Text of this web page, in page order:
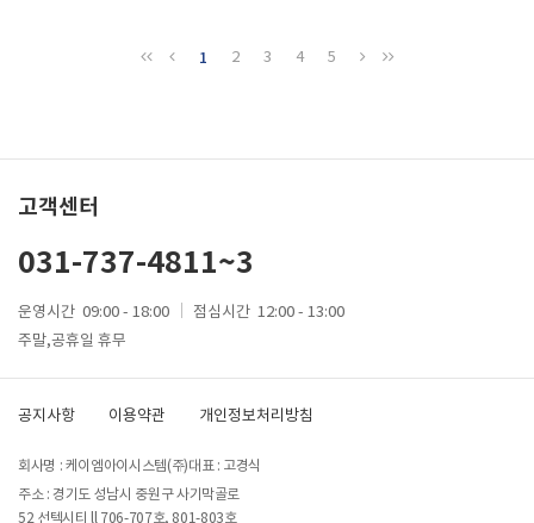
1 2 3 4 5
고객센터
031-737-4811~3
운영시간 09:00 - 18:00 점심시간 12:00 - 13:00
주말,공휴일 휴무
공지사항 이용약관 개인정보처리방침
회사명 : 케이엠아이시스템(주)대표 : 고경식
주소 : 경기도 성남시 중원구 사기막골로
52 선텍시티 ll 706-707호, 801-803호